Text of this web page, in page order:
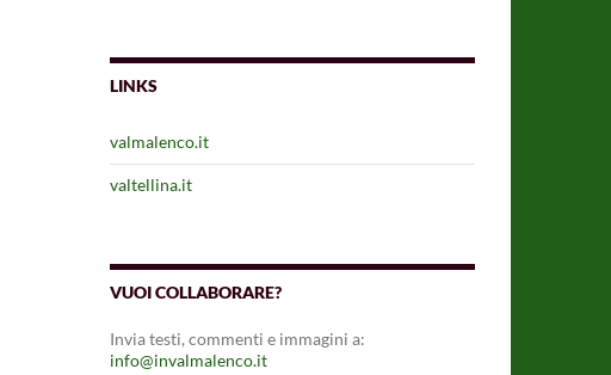
LINKS
valmalenco.it
valtellina.it
VUOI COLLABORARE?
Invia testi, commenti e immagini a:
info@invalmalenco.it